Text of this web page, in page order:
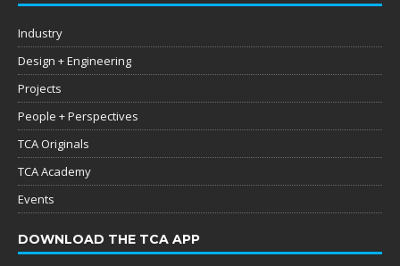
Industry
Design + Engineering
Projects
People + Perspectives
TCA Originals
TCA Academy
Events
DOWNLOAD THE TCA APP